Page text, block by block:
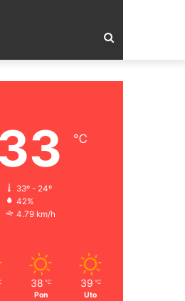
Traži
℃
33º - 24º
42%
4.79 km/h
38 ℃
Pon
39 ℃
Uto